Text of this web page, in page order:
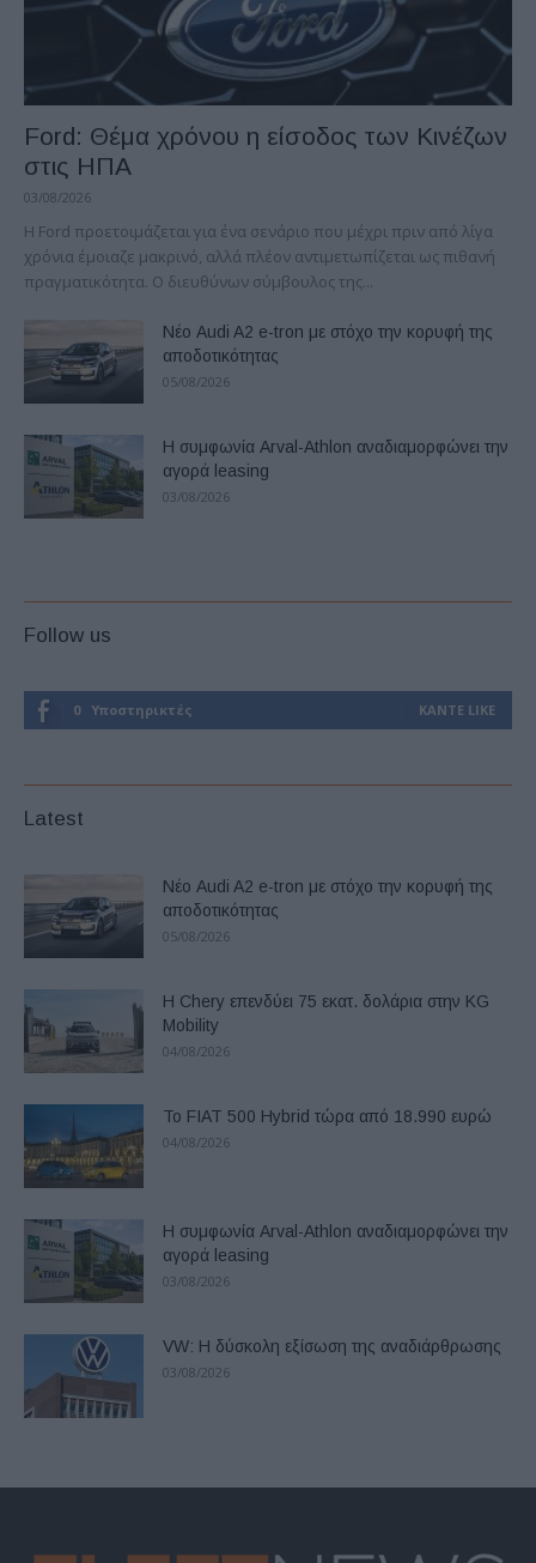
Ford: Θέμα χρόνου η είσοδος των Κινέζων
στις ΗΠΑ
03/08/2026
Η Ford προετοιμάζεται για ένα σενάριο που μέχρι πριν από λίγα
χρόνια έμοιαζε μακρινό, αλλά πλέον αντιμετωπίζεται ως πιθανή
πραγματικότητα. Ο διευθύνων σύμβουλος της...
Νέο Audi A2 e-tron με στόχο την κορυφή της
αποδοτικότητας
05/08/2026
Η συμφωνία Arval-Athlon αναδιαμορφώνει την
αγορά leasing
03/08/2026
Follow us
0 Υποστηρικτές ΚΆΝΤΕ LIKE
Latest
Νέο Audi A2 e-tron με στόχο την κορυφή της
αποδοτικότητας
05/08/2026
Η Chery επενδύει 75 εκατ. δολάρια στην KG
Mobility
04/08/2026
Το FIAT 500 Hybrid τώρα από 18.990 ευρώ
04/08/2026
Η συμφωνία Arval-Athlon αναδιαμορφώνει την
αγορά leasing
03/08/2026
VW: Η δύσκολη εξίσωση της αναδιάρθρωσης
03/08/2026